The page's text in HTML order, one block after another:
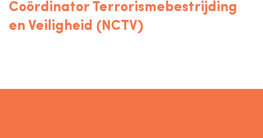
Coördinator Terrorismebestrijding
en Veiligheid (NCTV)